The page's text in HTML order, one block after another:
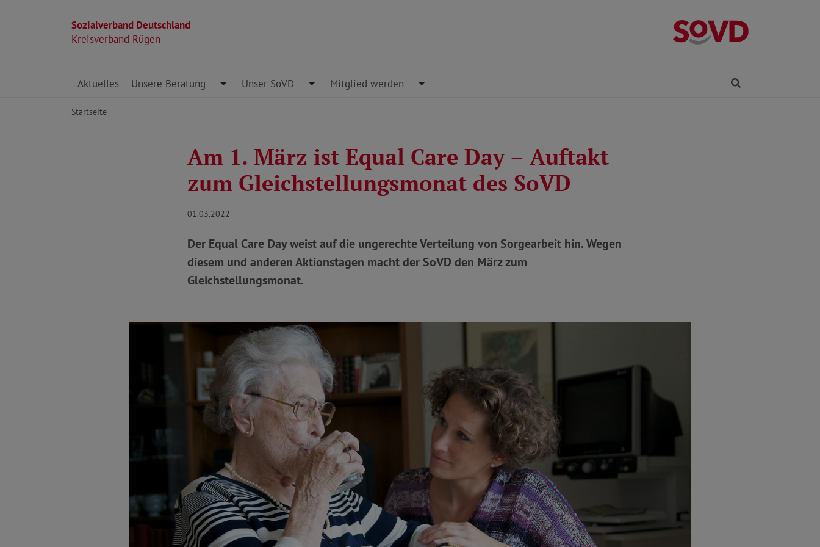
Sozialverband Deutschland
Kreisverband Rügen
Kreisverband
Direkt zu den Inhalten springen
Aktuelles Unsere Beratung Toggle Dropdown
Unser SoVD Toggle Dropdown
Mitglied werden Toggle Dropdown
Startseite
Am 1. März ist Equal Care Day – Auftakt
zum Gleichstellungsmonat des SoVD
01.03.2022
Der Equal Care Day weist auf die ungerechte Verteilung von Sorgearbeit hin. Wegen
diesem und anderen Aktionstagen macht der SoVD den März zum
Gleichstellungsmonat.